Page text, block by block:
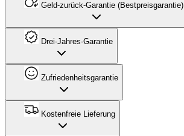
Geld-zurück-Garantie (Bestpreisgarantie)
Drei-Jahres-Garantie
Zufriedenheitsgarantie
Kostenfreie Lieferung